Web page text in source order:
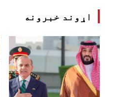
اړوند خبرونه